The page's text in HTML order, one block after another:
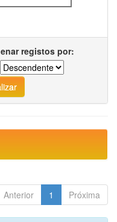
registos por:
Anterior 1 Próxima